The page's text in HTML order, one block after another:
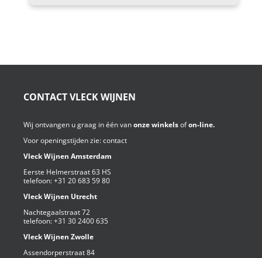
CONTACT VLECK WIJNEN
Wij ontvangen u graag in één vanonze winkelsofon-line.
Voor openingstijden zie:contact
Vleck Wijnen Amsterdam
Eerste Helmerstraat 63 HS
telefoon:+31 20 683 59 80
Vleck Wijnen Utrecht
Nachtegaalstraat 72
telefoon:+31 30 2400 635
Vleck Wijnen Zwolle
Assendorperstraat 84